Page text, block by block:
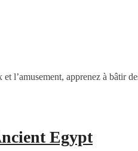
l’amusement, apprenez à bâtir
Egypt